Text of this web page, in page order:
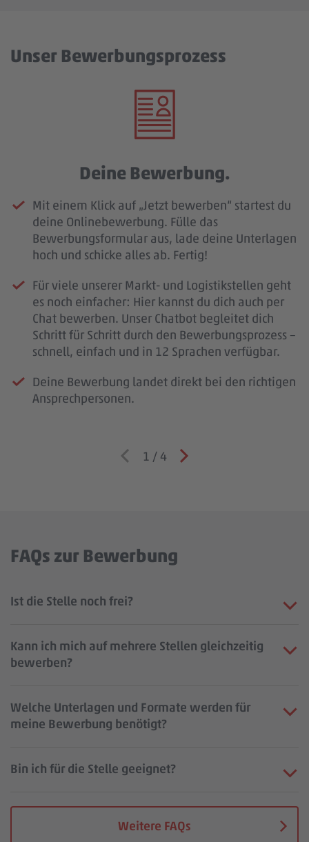
Unser Bewerbungsprozess
Deine Bewerbung.
Mit einem Klick auf „Jetzt bewerben“ startest du
deine Onlinebewerbung. Fülle das
Bewerbungsformular aus, lade deine Unterlagen
hoch und schicke alles ab. Fertig!
Für viele unserer Markt- und Logistikstellen geht
es noch einfacher: Hier kannst du dich auch per
Chat bewerben. Unser Chatbot begleitet dich
Schritt für Schritt durch den Bewerbungsprozess –
schnell, einfach und in 12 Sprachen verfügbar.
Deine Bewerbung landet direkt bei den richtigen
Ansprechpersonen.
1 / 4
FAQs zur Bewerbung
Ist die Stelle noch frei?
Kann ich mich auf mehrere Stellen gleichzeitig
bewerben?
Welche Unterlagen und Formate werden für
meine Bewerbung benötigt?
Bin ich für die Stelle geeignet?
Weitere FAQs